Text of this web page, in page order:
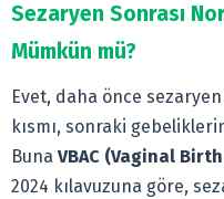
Sezaryen Sonrası
Mümkün mü?
Evet, daha önce
kısmı, sonraki
Buna VBAC (Vaginal
2024 kılavuzuna göre,